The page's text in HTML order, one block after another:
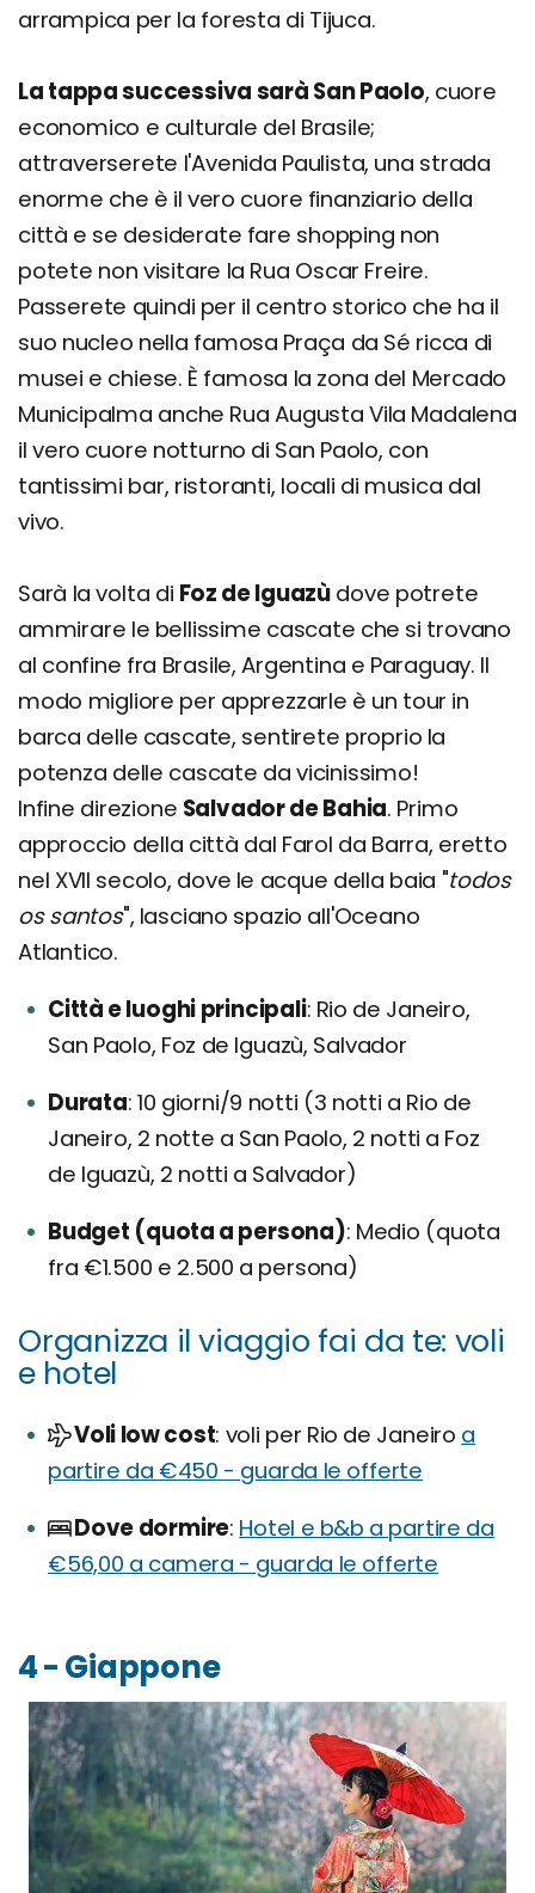
arrampica per la foresta di Tijuca.
La tappa successiva sarà San Paolo, cuore
economico e culturale del Brasile;
attraverserete l'Avenida Paulista, una strada
enorme che è il vero cuore finanziario della
città e se desiderate fare shopping non
potete non visitare la Rua Oscar Freire.
Passerete quindi per il centro storico che ha il
suo nucleo nella famosa Praça da Sé ricca di
musei e chiese. È famosa la zona del Mercado
Municipalma anche Rua Augusta Vila Madalena
il vero cuore notturno di San Paolo, con
tantissimi bar, ristoranti, locali di musica dal
vivo.
Sarà la volta di Foz de Iguazù dove potrete
ammirare le bellissime cascate che si trovano
al confine fra Brasile, Argentina e Paraguay. Il
modo migliore per apprezzarle è un tour in
barca delle cascate, sentirete proprio la
potenza delle cascate da vicinissimo!
Infine direzione Salvador de Bahia. Primo
approccio della città dal Farol da Barra, eretto
nel XVII secolo, dove le acque della baia "todos
os santos", lasciano spazio all'Oceano
Atlantico.
Città e luoghi principali Rio de Janeiro,
San Paolo, Foz de Iguazù, Salvador
Durata 10 giorni/9 notti (3 notti a Rio de
Janeiro, 2 notte a San Paolo, 2 notti a Foz
de Iguazù, 2 notti a Salvador)
Budget (quota a persona): Medio (quota
fra €1.500 e 2.500 a persona)
Organizza il viaggio fai da te: voli
e hotel
Voli low cost voli per Rio de Janeiro a
partire da €450 - guarda le offerte
Dove dormire Hotel e b&b a partire da
€56,00 a camera - guarda le offerte
4 - Giappone